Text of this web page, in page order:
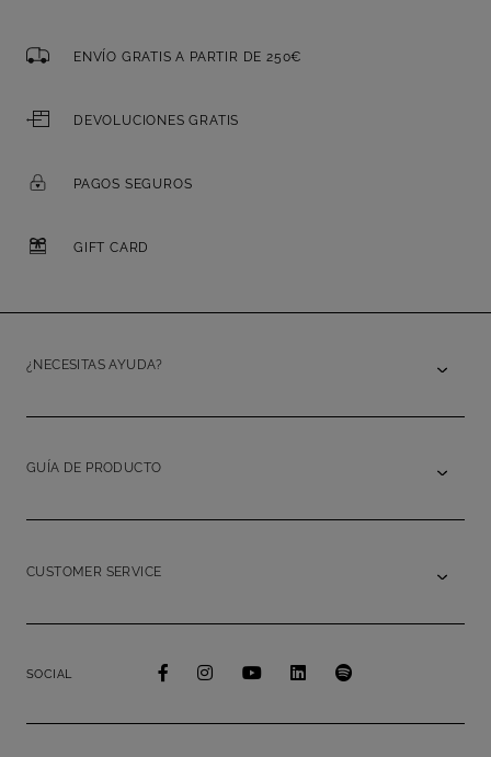
ENVÍO GRATIS A PARTIR DE 250€
DEVOLUCIONES GRATIS
PAGOS SEGUROS
GIFT CARD
¿NECESITAS AYUDA?
GUÍA DE PRODUCTO
CUSTOMER SERVICE
SOCIAL